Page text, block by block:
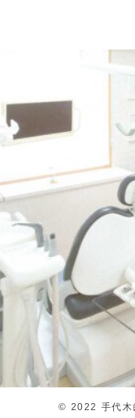
© 2022 手代